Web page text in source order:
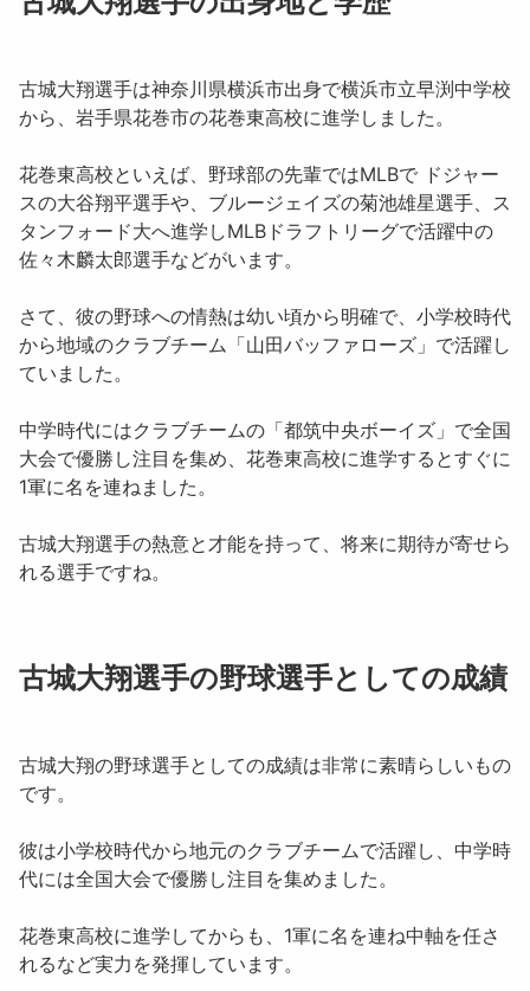
古城大翔選手は神奈川県横浜市出身で横浜市立早渕中学校
から、岩手県花巻市の花巻東高校に進学しました。
花巻東高校といえば、野球部の先輩ではMLBで ドジャー
スの大谷翔平選手や、ブルージェイズの菊池雄星選手、ス
タンフォード大へ進学しMLBドラフトリーグで活躍中の
佐々木麟太郎選手などがいます。
さて、彼の野球への情熱は幼い頃から明確で、小学校時代
から地域のクラブチーム「山田バッファローズ」で活躍し
ていました。
中学時代にはクラブチームの「都筑中央ボーイズ」で全国
大会で優勝し注目を集め、花巻東高校に進学するとすぐに
1軍に名を連ねました。
古城大翔選手の熱意と才能を持って、将来に期待が寄せら
れる選手ですね。
古城大翔選手の野球選手としての成績
古城大翔の野球選手としての成績は非常に素晴らしいもの
です。
彼は小学校時代から地元のクラブチームで活躍し、中学時
代には全国大会で優勝し注目を集めました。
花巻東高校に進学してからも、1軍に名を連ね中軸を任さ
れるなど実力を発揮しています。